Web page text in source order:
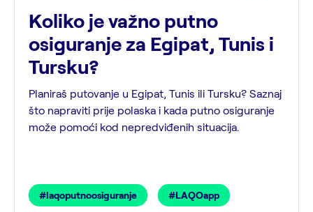
Koliko je važno putno
osiguranje za Egipat, Tunis i
Tursku?
Planiraš putovanje u Egipat, Tunis ili Tursku? Saznaj
što napraviti prije polaska i kada putno osiguranje
može pomoći kod nepredviđenih situacija.
#laqoputnoosiguranje #LAQOapp